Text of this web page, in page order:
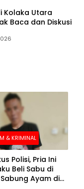
Kolaka Utara
Baca dan Diskusi
& KRIMINAL
Polisi, Pria Ini
Beli Sabu di
Ayam di